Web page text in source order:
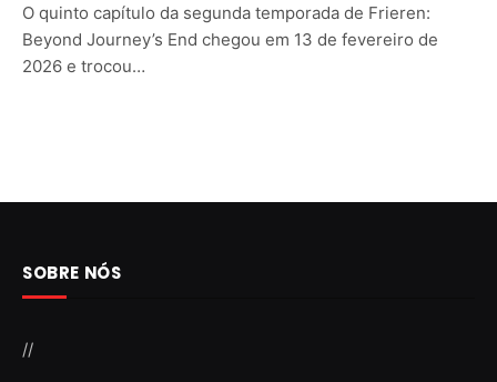
O quinto capítulo da segunda temporada de Frieren:
Beyond Journey’s End chegou em 13 de fevereiro de
2026 e trocou…
SOBRE NÓS
//